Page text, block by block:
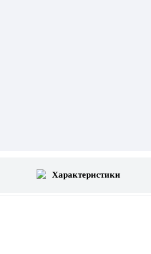
Характеристики